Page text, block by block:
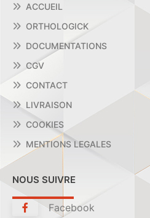
ACCUEIL
ORTHOLOGICK
DOCUMENTATIONS
CGV
CONTACT
LIVRAISON
COOKIES
MENTIONS LEGALES
NOUS SUIVRE
Facebook